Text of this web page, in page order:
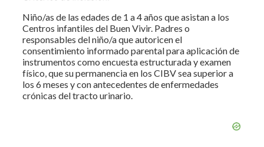
Niño/as de las edades de 1 a 4 años que asistan a los
Centros infantiles del Buen Vivir. Padres o
responsables del niño/a que autoricen el
consentimiento informado parental para aplicación de
instrumentos como encuesta estructurada y examen
físico, que su permanencia en los CIBV sea superior a
los 6 meses y con antecedentes de enfermedades
crónicas del tracto urinario.